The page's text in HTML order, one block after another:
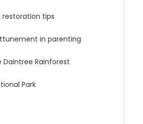
restoration tips
in parenting
Daintree Rainforest
Park